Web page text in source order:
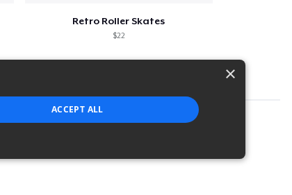
Retro Roller Skates
$22
×
ACCEPT ALL